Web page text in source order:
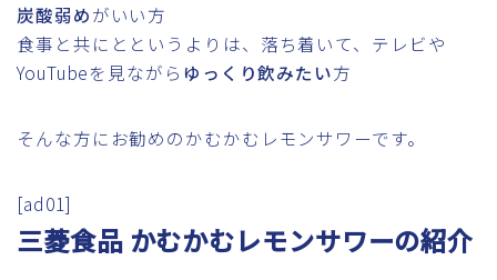
炭酸弱めがいい方
食事と共にとというよりは、落ち着いて、テレビや
YouTubeを見ながら ゆっくり飲みたい方
そんな方にお勧めのかむかむレモンサワーです。
[ad01]
三菱食品 かむかむレモンサワーの紹介